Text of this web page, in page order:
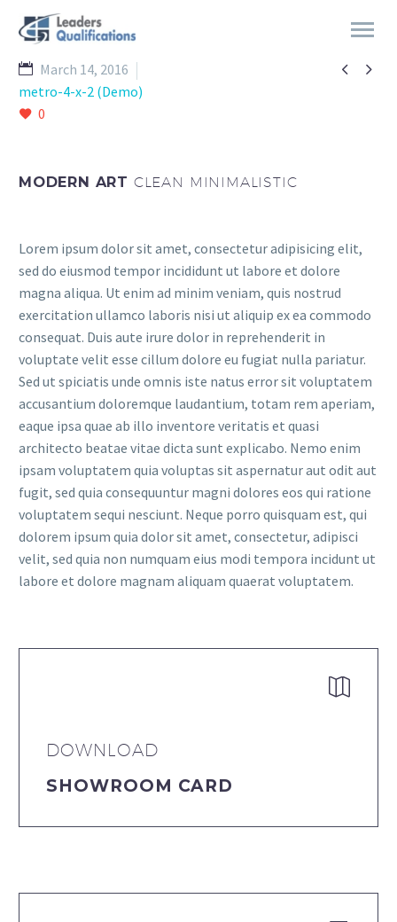
 
March 14, 2016
metro-4-x-2 (Demo)
0
MODERN ART CLEAN MINIMALISTIC
Lorem ipsum dolor sit amet, consectetur adipisicing elit,
sed do eiusmod tempor incididunt ut labore et dolore
magna aliqua. Ut enim ad minim veniam, quis nostrud
exercitation ullamco laboris nisi ut aliquip ex ea commodo
consequat. Duis aute irure dolor in reprehenderit in
voluptate velit esse cillum dolore eu fugiat nulla pariatur.
Sed ut spiciatis unde omnis iste natus error sit voluptatem
accusantium doloremque laudantium, totam rem aperiam,
eaque ipsa quae ab illo inventore veritatis et quasi
architecto beatae vitae dicta sunt explicabo. Nemo enim
ipsam voluptatem quia voluptas sit aspernatur aut odit aut
fugit, sed quia consequuntur magni dolores eos qui ratione
voluptatem sequi nesciunt. Neque porro quisquam est, qui
dolorem ipsum quia dolor sit amet, consectetur, adipisci
velit, sed quia non numquam eius modi tempora incidunt ut
labore et dolore magnam aliquam quaerat voluptatem.


DOWNLOAD
SHOWROOM CARD